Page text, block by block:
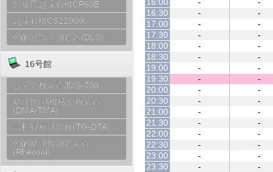
分離用超遠心機CP60E
超遠心機CS120GX
動的光散乱測定器(DLS)
16号館
質量分析装置JMS-700
粘弾性/熱機械分析装置
(DMA/TMA)
試料観察熱分析(TG-DTA)
動的粘弾性測定装置
(Rheosol)
16:30
-
-
17:00
-
-
17:30
-
-
18:00
-
-
18:30
-
-
19:00
-
-
19:30
-
-
20:00
-
-
20:30
-
-
21:00
-
-
21:30
-
-
22:00
-
-
22:30
-
-
23:00
-
-
23:30
- -